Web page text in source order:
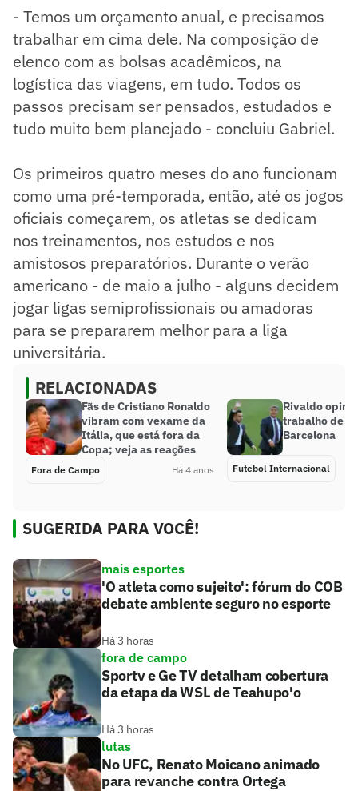
- Temos um orçamento anual, e precisamos
trabalhar em cima dele. Na composição de
elenco com as bolsas acadêmicos, na
logística das viagens, em tudo. Todos os
passos precisam ser pensados, estudados e
tudo muito bem planejado - concluiu Gabriel.
Os primeiros quatro meses do ano funcionam
como uma pré-temporada, então, até os jogos
oficiais começarem, os atletas se dedicam
nos treinamentos, nos estudos e nos
amistosos preparatórios. Durante o verão
americano - de maio a julho - alguns decidem
jogar ligas semiprofissionais ou amadoras
para se prepararem melhor para a liga
universitária.
RELACIONADAS
Fãs de Cristiano Ronaldo
vibram com vexame da
Itália, que está fora da
Copa; veja as reações
Fora de Campo Há 4 anos
Rivaldo opina
trabalho de
Barcelona
Futebol Internacional
SUGERIDA PARA VOCÊ!
mais esportes
'O atleta como sujeito': fórum do COB
debate ambiente seguro no esporte
Há 3 horas
fora de campo
Sportv e Ge TV detalham cobertura
da etapa da WSL de Teahupo'o
Há 3 horas
lutas
No UFC, Renato Moicano animado
para revanche contra Ortega